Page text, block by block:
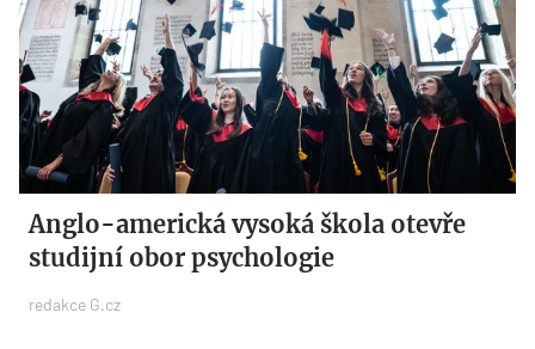
Anglo-americká vysoká škola otevře
studijní obor psychologie
redakce G.cz